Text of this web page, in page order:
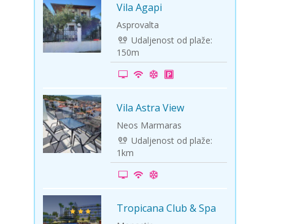
-15% Vila Agapi
Asprovalta
Udaljenost od plaže:
150m
-5% Vila Astra View
Neos Marmaras
Udaljenost od plaže:
1km
-25% Tropicana Club & Spa